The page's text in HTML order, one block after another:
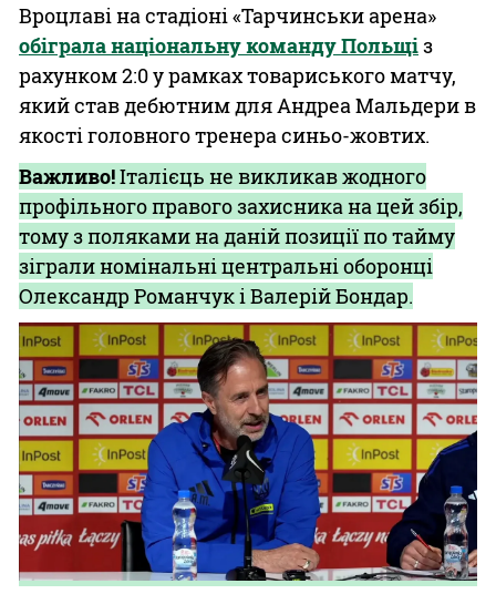
Вроцлаві на стадіоні «Тарчинськи арена»
обіграла національну команду Польщіз
рахунком 2:0 у рамках товариського матчу,
який став дебютним для Андреа Мальдери в
якості головного тренера синьо-жовтих.
Важливо!Італієць не викликав жодного
профільного правого захисника на цей збір,
тому з поляками на даній позиції по тайму
зіграли номінальні центральні оборонці
Олександр Романчук і Валерій Бондар.